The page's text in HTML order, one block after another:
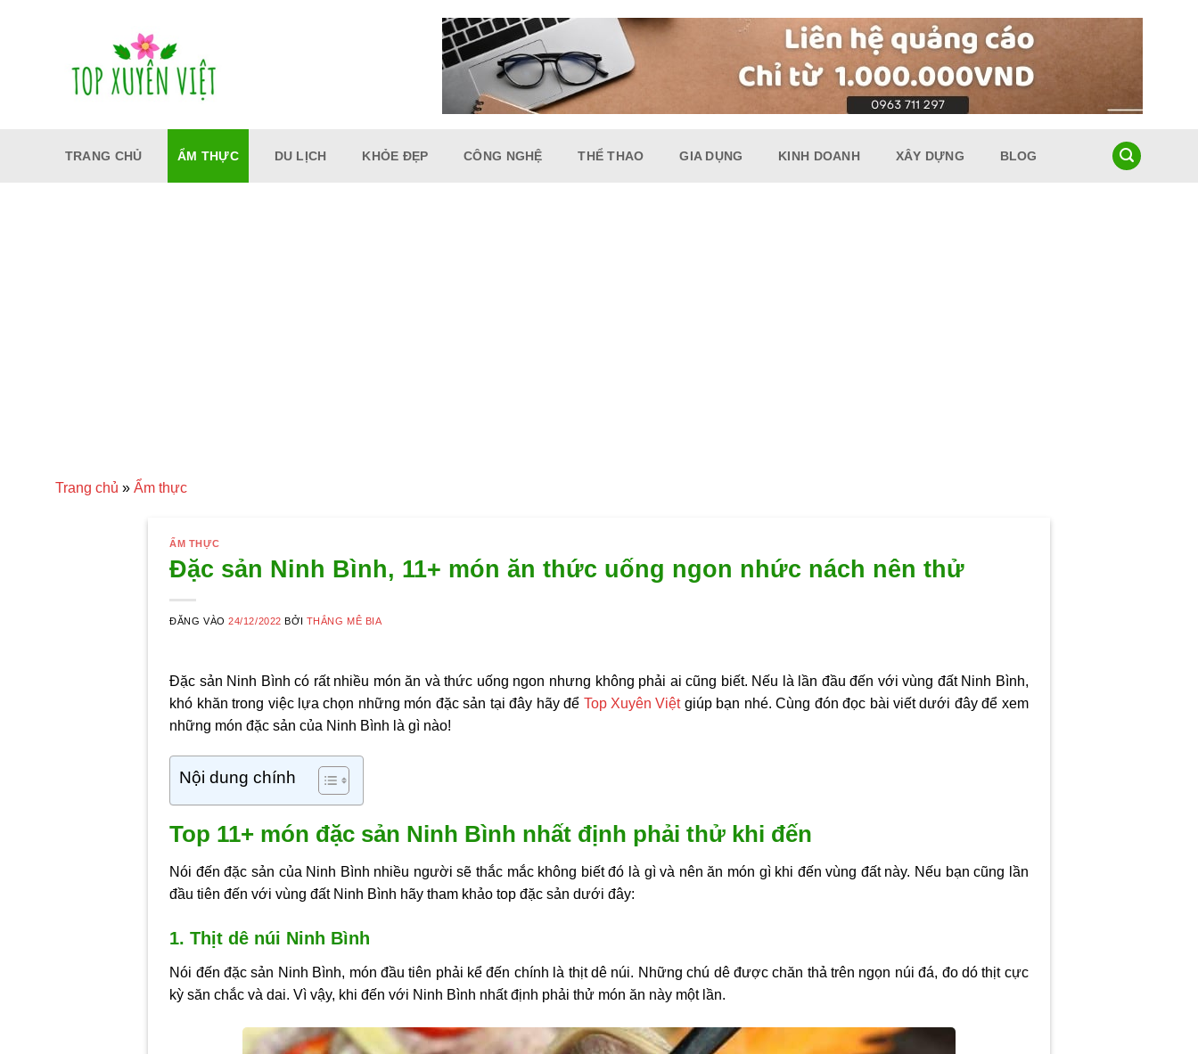
TRANG CHỦ ẨM THỰC DU LỊCH KHỎE ĐẸP CÔNG NGHỆ THỂ THAO GIA DỤNG KINH DOANH XÂY DỰNG BLOG
Trang chủ » Ẩm thực
ẨM THỰC
Đặc sản Ninh Bình, 11+ món ăn thức uống ngon nhức nách nên thử
ĐĂNG VÀO24/12/2022 BỞI THẮNG MÊ BIA
Đặc sản Ninh Bình có rất nhiều món ăn và thức uống ngon nhưng không phải ai cũng biết. Nếu là lần đầu đến với vùng đất Ninh Bình,
khó khăn trong việc lựa chọn những món đặc sản tại đây hãy để Top Xuyên Việtgiúp bạn nhé. Cùng đón đọc bài viết dưới đây để xem
những món đặc sản của Ninh Bình là gì nào!
Nội dung chính
Top 11+ món đặc sản Ninh Bình nhất định phải thử khi đến
Nói đến đặc sản của Ninh Bình nhiều người sẽ thắc mắc không biết đó là gì và nên ăn món gì khi đến vùng đất này. Nếu bạn cũng lần
đầu tiên đến với vùng đất Ninh Bình hãy tham khảo top đặc sản dưới đây:
1. Thịt dê núi Ninh Bình
Nói đến đặc sản Ninh Bình, món đầu tiên phải kể đến chính là thịt dê núi. Những chú dê được chăn thả trên ngọn núi đá, đo dó thịt cực
kỳ săn chắc và dai. Vì vậy, khi đến với Ninh Bình nhất định phải thử món ăn này một lần.